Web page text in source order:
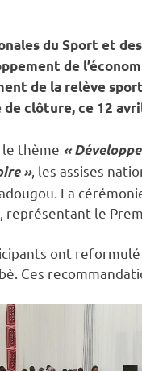
du Sport et
de
de la relève
clôture, ce 12
thème «
», les assises
La
représentant le
ont
Ces